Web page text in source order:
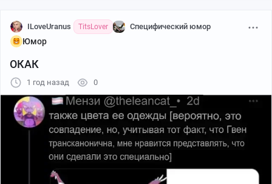
ILoveUranus TitsLover Специфический юмор
Юмор
ОКАК
1 год назад 0